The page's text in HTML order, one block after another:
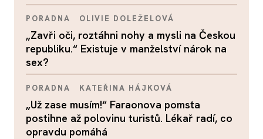
PORADNA OLIVIE DOLEŽELOVÁ
„Zavři oči, roztáhni nohy a mysli na Českou
republiku.“ Existuje v manželství nárok na
sex?
PORADNA KATEŘINA HÁJKOVÁ
„Už zase musím!“ Faraonova pomsta
postihne až polovinu turistů. Lékař radí, co
opravdu pomáhá